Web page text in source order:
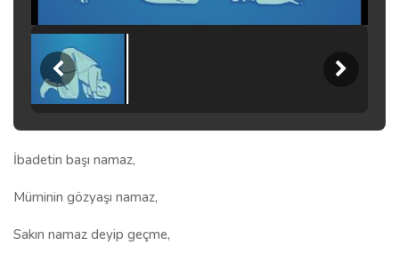
İbadetin başı namaz,
Müminin gözyaşı namaz,
Sakın namaz deyip geçme,